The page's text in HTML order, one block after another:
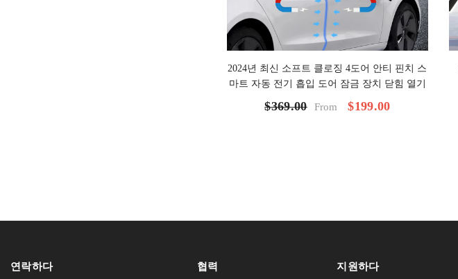
2024년 최신 소프트 클로징 4도어 안티 핀치 스
마트 자동 전기 흡입 도어 잠금 장치 닫힘 열기
$369.00 From $199.00
연락하다 협력 지원하다